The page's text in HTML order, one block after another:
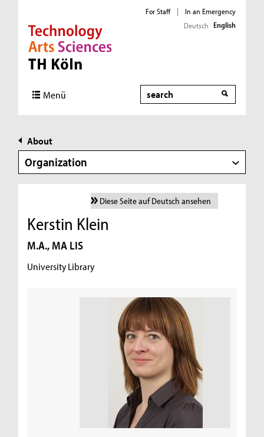
Direkt zur Hauptnavigation
Direkt zur Subnavigation
Direkt zum Inhalt
Direkt zum Fußbereich
For Staff |
In an Emergency
Deutsch English
Menü Search
About
Organization
Diese Seite auf Deutsch ansehen
Kerstin Klein
M.A., MA LIS
University Library